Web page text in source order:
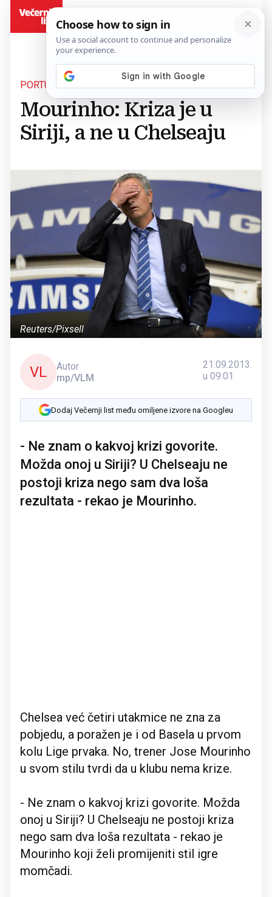
PORTUGALAC MIRAN
Mourinho: Kriza je u
Siriji, a ne u Chelseaju
Reuters/Pixsell
VL
Autor
mp/VLM
21.09.2013.
u 09:01
Dodaj Večernji list među omiljene izvore na Googleu
- Ne znam o kakvoj krizi govorite.
Možda onoj u Siriji? U Chelseaju ne
postoji kriza nego sam dva loša
rezultata - rekao je Mourinho.
Chelsea već četiri utakmice ne zna za
pobjedu, a poražen je i od Basela u prvom
kolu Lige prvaka. No, trener Jose Mourinho
u svom stilu tvrdi da u klubu nema krize.
- Ne znam o kakvoj krizi govorite. Možda
onoj u Siriji? U Chelseaju ne postoji kriza
nego sam dva loša rezultata - rekao je
Mourinho koji želi promijeniti stil igre
momčadi.